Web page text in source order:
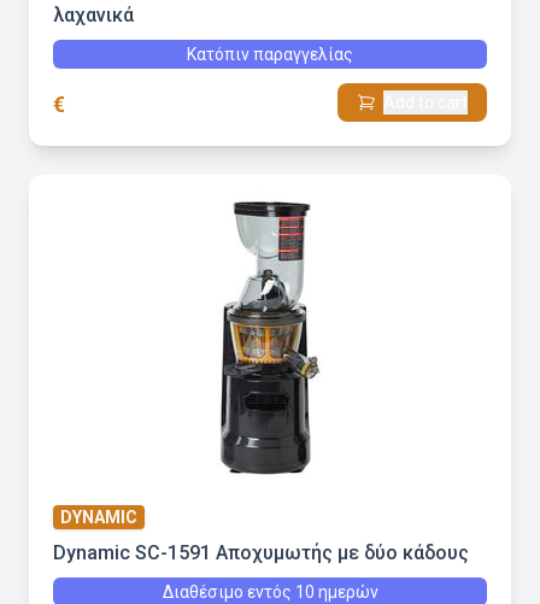
λαχανικά
Κατόπιν παραγγελίας
€
DYNAMIC
Dynamic SC-1591 Αποχυμωτής με δύο κάδους
Διαθέσιμο εντός 10 ημερών